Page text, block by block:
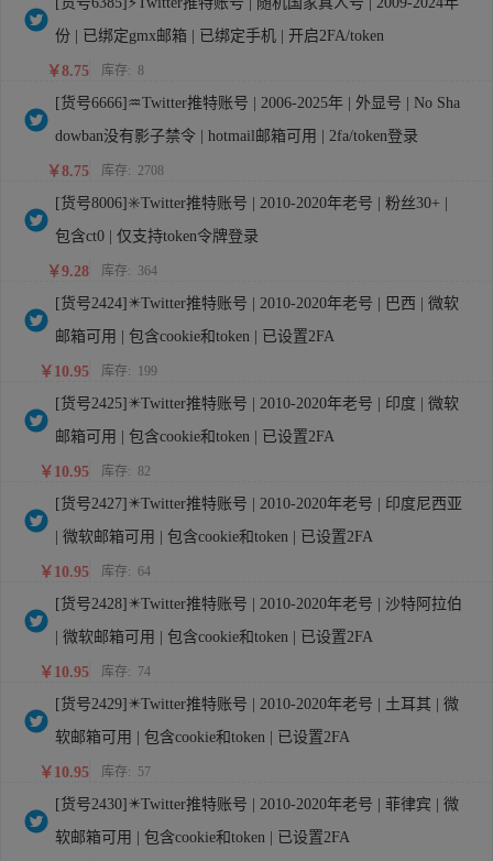
份 | 已绑定gmx邮箱 | 已绑定手机 | 开启2FA/token
￥8.75 库存: 8
[货号6666]♒Twitter推特账号 | 2006-2025年 | 外显号 | No Sha
dowban没有影子禁令 | hotmail邮箱可用 | 2fa/token登录
￥8.75 库存: 2708
[货号8006]✳️Twitter推特账号 | 2010-2020年老号 | 粉丝30+ |
包含ct0 | 仅支持token令牌登录
￥9.28 库存: 364
[货号2424]✴️Twitter推特账号 | 2010-2020年老号 | 巴西 | 微软
邮箱可用 | 包含cookie和token | 已设置2FA
￥10.95 库存: 199
[货号2425]✴️Twitter推特账号 | 2010-2020年老号 | 印度 | 微软
邮箱可用 | 包含cookie和token | 已设置2FA
￥10.95 库存: 82
[货号2427]✴️Twitter推特账号 | 2010-2020年老号 | 印度尼西亚
| 微软邮箱可用 | 包含cookie和token | 已设置2FA
￥10.95 库存: 64
[货号2428]✴️Twitter推特账号 | 2010-2020年老号 | 沙特阿拉伯
| 微软邮箱可用 | 包含cookie和token | 已设置2FA
￥10.95 库存: 74
[货号2429]✴️Twitter推特账号 | 2010-2020年老号 | 土耳其 | 微
软邮箱可用 | 包含cookie和token | 已设置2FA
￥10.95 库存: 57
[货号2430]✴️Twitter推特账号 | 2010-2020年老号 | 菲律宾 | 微
软邮箱可用 | 包含cookie和token | 已设置2FA